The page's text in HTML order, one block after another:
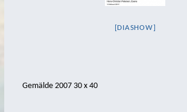
Alt- und Jungfischer
Jan van´t Moor
[DIASHOW]
Gemälde 2007 30 x 40